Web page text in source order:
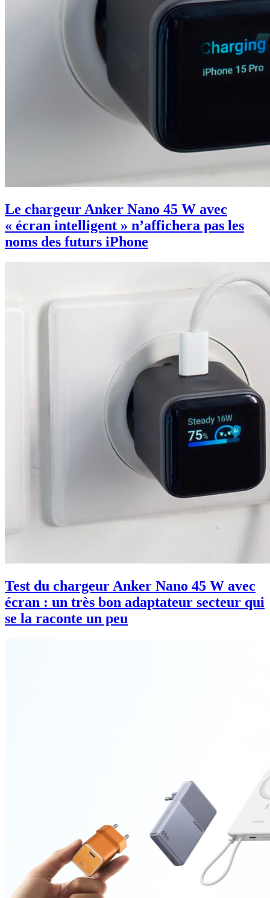
Le chargeur Anker Nano 45 W avec
« écran intelligent » n’affichera pas les
noms des futurs iPhone
Test du chargeur Anker Nano 45 W avec
écran : un très bon adaptateur secteur qui
se la raconte un peu